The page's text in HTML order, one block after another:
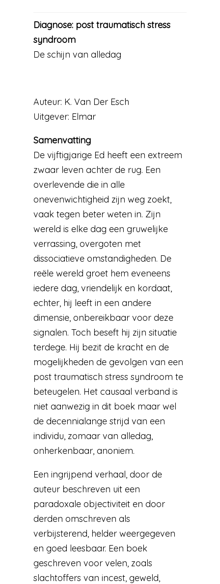
Diagnose: post traumatisch stress
syndroom
De schijn van alledag
Auteur: K. Van Der Esch
Uitgever: Elmar
Samenvatting
De vijftigjarige Ed heeft een extreem
zwaar leven achter de rug. Een
overlevende die in alle
onevenwichtigheid zijn weg zoekt,
vaak tegen beter weten in. Zijn
wereld is elke dag een gruwelijke
verrassing, overgoten met
dissociatieve omstandigheden. De
reële wereld groet hem eveneens
iedere dag, vriendelijk en kordaat,
echter, hij leeft in een andere
dimensie, onbereikbaar voor deze
signalen. Toch beseft hij zijn situatie
terdege. Hij bezit de kracht en de
mogelijkheden de gevolgen van een
post traumatisch stress syndroom te
beteugelen. Het causaal verband is
niet aanwezig in dit boek maar wel
de decennialange strijd van een
individu, zomaar van alledag,
onherkenbaar, anoniem.
Een ingrijpend verhaal, door de
auteur beschreven uit een
paradoxale objectiviteit en door
derden omschreven als
verbijsterend, helder weergegeven
en goed leesbaar. Een boek
geschreven voor velen, zoals
slachtoffers van incest, geweld,